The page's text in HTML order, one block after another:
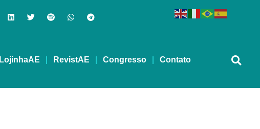
LojinhaAE RevistAE Congresso Contato